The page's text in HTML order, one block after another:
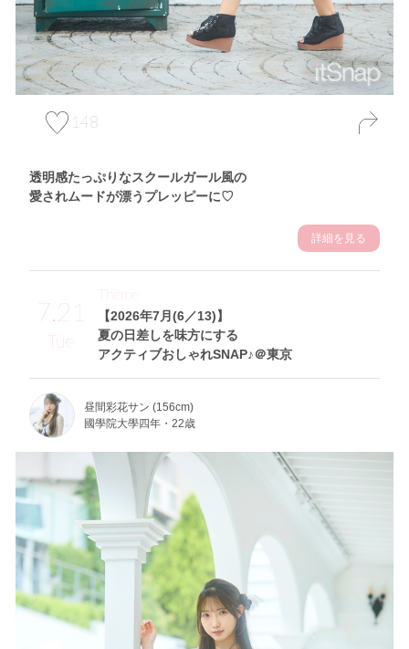
148
透明感たっぷりなスクールガール風の
愛されムードが漂うプレッピーに♡
詳細を見る
7.21
Tue
【2026年7月(6／13)】
夏の日差しを味方にする
アクティブおしゃれSNAP♪＠東京
Theme
昼間彩花サン (156cm)
國學院大學四年・22歳